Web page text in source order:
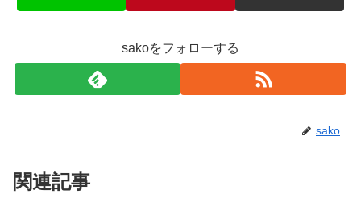
sakoをフォローする
sako
関連記事